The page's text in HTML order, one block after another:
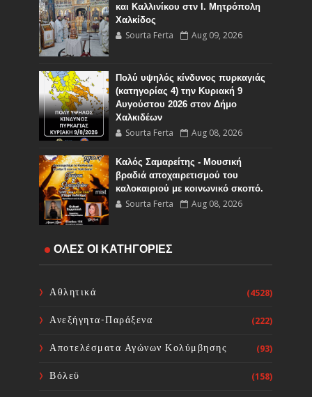
και Καλλινίκου στν Ι. Μητρόπολη
Χαλκίδος
Sourta Ferta Aug 09, 2026
Πολύ υψηλός κίνδυνος πυρκαγιάς
(κατηγορίας 4) την Κυριακή 9
Αυγούστου 2026 στον Δήμο
Χαλκιδέων
Sourta Ferta Aug 08, 2026
Καλός Σαμαρείτης - Μουσική
βραδιά αποχαιρετισμού του
καλοκαιριού με κοινωνικό σκοπό.
Sourta Ferta Aug 08, 2026
Αναλυτικά τα δρομολόγια των
του Σωτήρος στην Ιερά ΜΟνή
Οσίου Δαυϊδ
ΟΛΕΣ ΟΙ ΚΑΤΗΓΟΡΙΕΣ
Αθλητικά (4528)
Ανεξήγητα-Παράξενα (222)
Αποτελέσματα Αγώνων Κολύμβησης (93)
Βόλεϋ (158)